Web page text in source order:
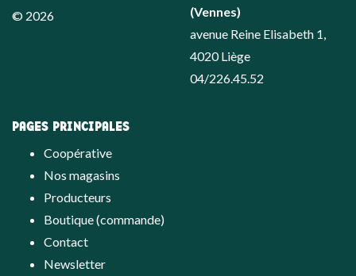
© 2026
(Vennes)
avenue Reine Elisabeth 1,
4020 Liège
04/226.45.52
PAGES PRINCIPALES
Coopérative
Nos magasins
Producteurs
Boutique (commande)
Contact
Newsletter